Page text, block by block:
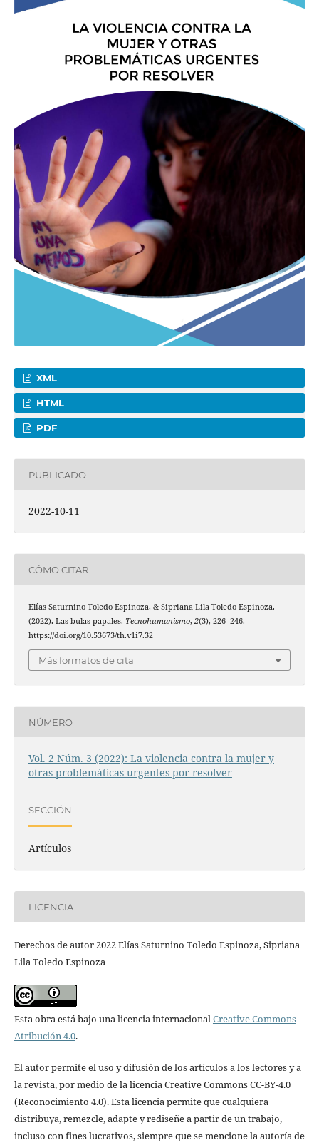
XML
HTML
PDF
PUBLICADO
2022-10-11
CÓMO CITAR
Elías Saturnino Toledo Espinoza, & Sipriana Lila Toledo Espinoza.
(2022). Las bulas papales. Tecnohumanismo, 2(3), 226–246.
https://doi.org/10.53673/th.v1i7.32
Más formatos de cita
NÚMERO
Vol. 2 Núm. 3 (2022): La violencia contra la mujer y
otras problemáticas urgentes por resolver
SECCIÓN
Artículos
LICENCIA
Derechos de autor 2022 Elías Saturnino Toledo Espinoza, Sipriana
Lila Toledo Espinoza
Esta obra está bajo una licencia internacionalCreative Commons
Atribución 4.0.
El autor permite el uso y difusión de los artículos a los lectores y a
la revista, por medio de la licencia Creative Commons CC-BY-4.0
(Reconocimiento 4.0). Esta licencia permite que cualquiera
distribuya, remezcle, adapte y rediseñe a partir de un trabajo,
incluso con fines lucrativos, siempre que se mencione la autoría de